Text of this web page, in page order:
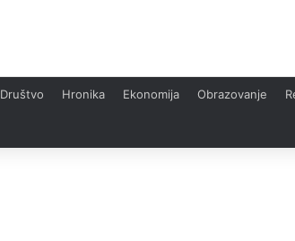
Društvo Hronika Ekonomija Obrazovanje